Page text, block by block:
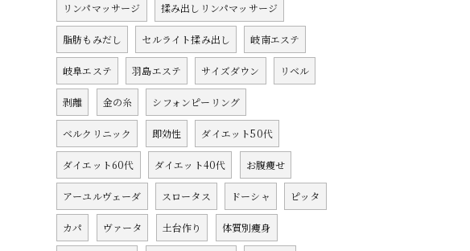
リンパマッサージ 揉み出しリンパマッサージ
脂肪もみだし セルライト揉み出し 岐南エステ
岐阜エステ 羽島エステ サイズダウン リベル
剥離 金の糸 シフォンピーリング
ベルクリニック 即効性 ダイエット50代
ダイエット60代 ダイエット40代 お腹痩せ
アーユルヴェーダ スロータス ドーシャ ピッタ
カパ ヴァータ 土台作り 体質別痩身